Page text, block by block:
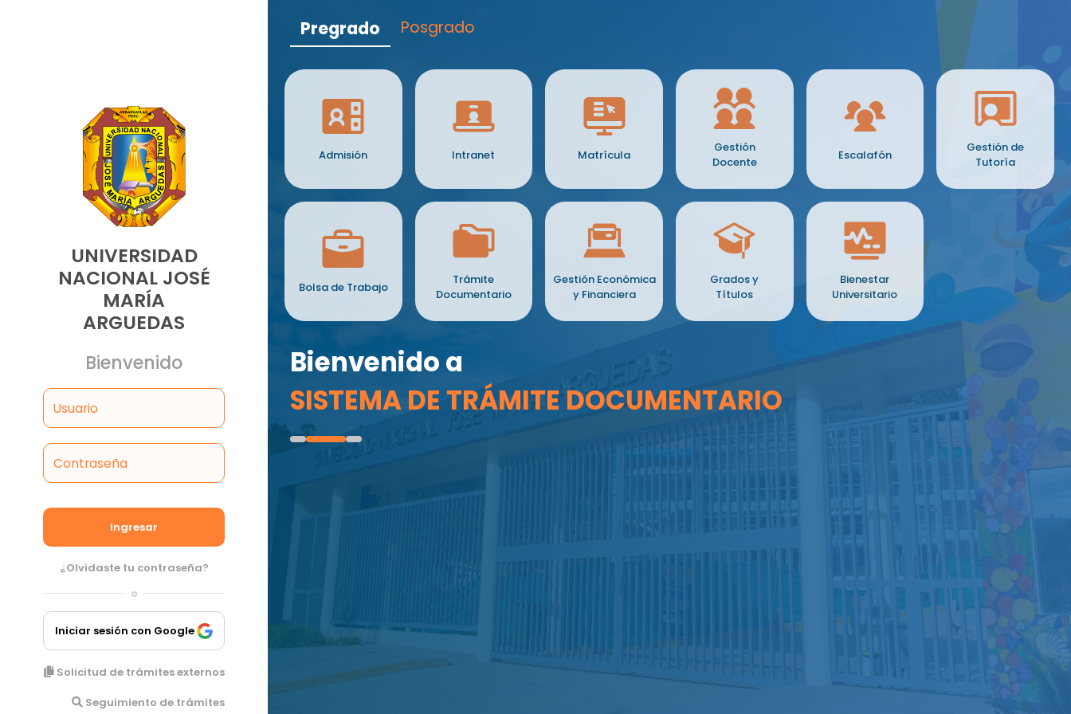
UNIVERSIDAD
NACIONAL JOSÉ
MARÍA
ARGUEDAS
Bienvenido
Usuario
Contraseña
Ingresar
¿Olvidaste tu contraseña?
o
Iniciar sesión con Google
Solicitud de trámites externos
Seguimiento de trámites
Pregrado Posgrado
Admisión Intranet Matrícula
Gestión
Docente
Escalafón
Gestión de
Tutoría
Bolsa de Trabajo
Trámite
Documentario
Gestión Económica
y Financiera
Grados y
Títulos
Bienestar
Universitario
Bienvenido a
SISTEMA DE TRÁMITE DOCUMENTARIO